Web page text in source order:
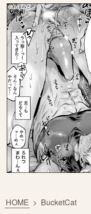
HOME > BucketCat